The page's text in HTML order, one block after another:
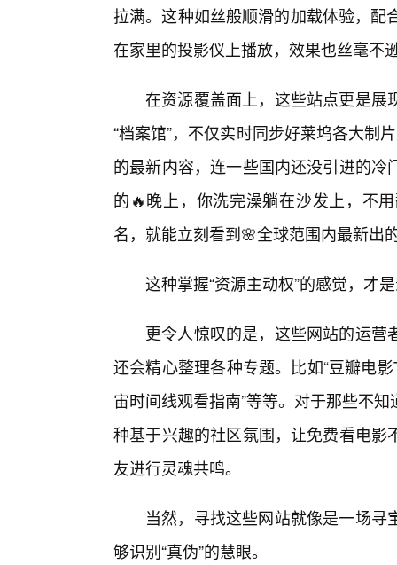
拉满。这种如丝般顺滑的加载体验，
在家里的投影仪上播放，效果也丝毫不
在资源覆盖面上，这些站点更是展
“档案馆”，不仅实时同步好莱坞各大制
的最新内容，连一些国内还没引进的
的🔥晚上，你洗完澡躺在沙发上，不
名，就能立刻看到🌸全球范围内最新出
这种掌握“资源主动权”的感觉，才
更令人惊叹的是，这些网站的运
还会精心整理各种专题。比如“豆瓣电
宙时间线观看指南”等等。对于那些不
种基于兴趣的社区氛围，让免费看电
友进行灵魂共鸣。
当然，寻找这些网站就像是一场
够识别“真伪”的慧眼。